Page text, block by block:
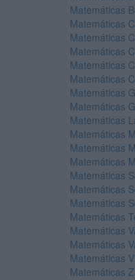
Matemáticas
Matemáticas
Matemáticas
Matemáticas
Matemáticas
Matemáticas
Matemáticas
Matemáticas
Matemáticas
Matemáticas
Matemáticas
Matemáticas
Matemáticas
Matemáticas
Matemáticas
Matemáticas
Matemáticas
Matemáticas
Matemáticas
Matemáticas